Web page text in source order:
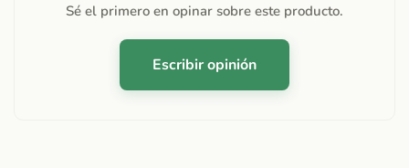
Sé el primero en opinar sobre este producto.
Escribir opinión